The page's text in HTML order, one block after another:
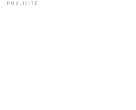
PUBLICITÉ